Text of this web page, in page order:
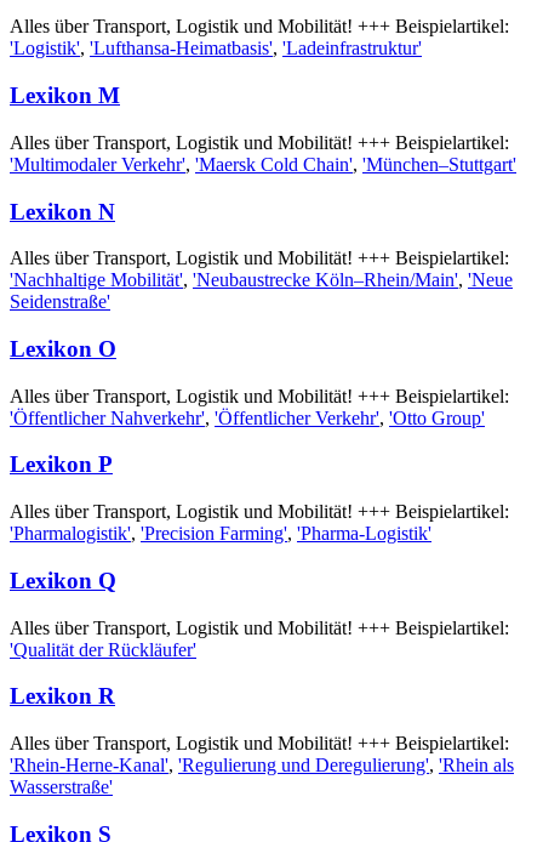
Alles über Transport, Logistik und Mobilität! +++ Beispielartikel:
'Logistik', 'Lufthansa-Heimatbasis', 'Ladeinfrastruktur'
Lexikon M
Alles über Transport, Logistik und Mobilität! +++ Beispielartikel:
'Multimodaler Verkehr', 'Maersk Cold Chain', 'München–Stuttgart'
Lexikon N
Alles über Transport, Logistik und Mobilität! +++ Beispielartikel:
'Nachhaltige Mobilität', 'Neubaustrecke Köln–Rhein/Main', 'Neue
Seidenstraße'
Lexikon O
Alles über Transport, Logistik und Mobilität! +++ Beispielartikel:
'Öffentlicher Nahverkehr', 'Öffentlicher Verkehr', 'Otto Group'
Lexikon P
Alles über Transport, Logistik und Mobilität! +++ Beispielartikel:
'Pharmalogistik', 'Precision Farming', 'Pharma-Logistik'
Lexikon Q
Alles über Transport, Logistik und Mobilität! +++ Beispielartikel:
'Qualität der Rückläufer'
Lexikon R
Alles über Transport, Logistik und Mobilität! +++ Beispielartikel:
'Rhein-Herne-Kanal', 'Regulierung und Deregulierung', 'Rhein als
Wasserstraße'
Lexikon S